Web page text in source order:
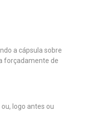
a cápsula sobre
forçadamente de
logo antes ou